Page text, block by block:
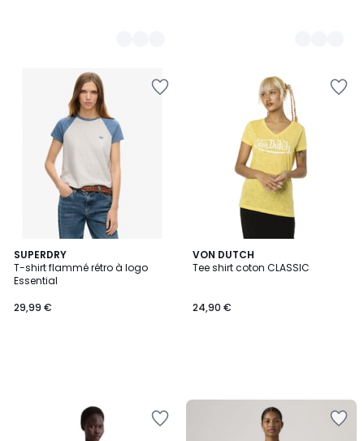
SUPERDRY
T-shirt flammé rétro à logo
Essential
29,99 €
VON DUTCH
Tee shirt coton CLASSIC
24,90 €